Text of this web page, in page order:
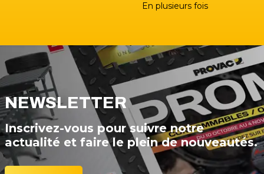
En plusieurs fois
NEWSLETTER
Inscrivez-vous pour suivre notre
actualité et faire le plein de nouveautés.